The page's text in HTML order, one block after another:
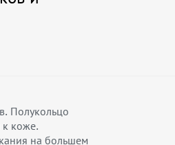
Полукольцо
коже.
на большем